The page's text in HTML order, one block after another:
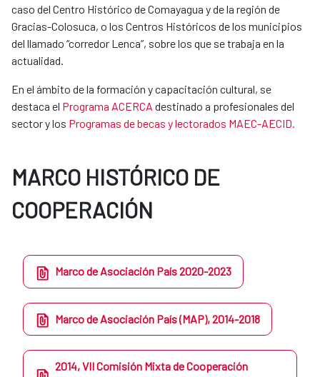
caso del Centro Histórico de Comayagua y de la región de
Gracias-Colosuca, o los Centros Históricos de los municipios
del llamado “corredor Lenca”, sobre los que se trabaja en la
actualidad.
En el ámbito de la formación y capacitación cultural, se
destaca el Programa ACERCA destinado a profesionales del
sector y los Programas de becas y lectorados MAEC-AECID.
MARCO HISTÓRICO DE
COOPERACIÓN
Marco de Asociación País 2020-2023
Marco de Asociación País (MAP), 2014-2018
2014, VII Comisión Mixta de Cooperación